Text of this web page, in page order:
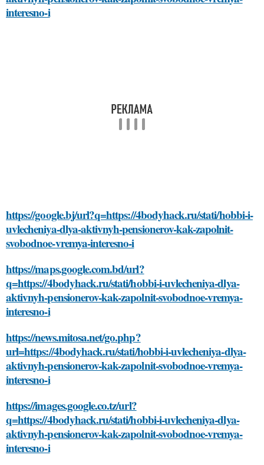
interesno-i
https://google.bj/url?q=https://4bodyhack.ru/stati/hobbi-i-
uvlecheniya-dlya-aktivnyh-pensionerov-kak-zapolnit-
svobodnoe-vremya-interesno-i
https://maps.google.com.bd/url?
q=https://4bodyhack.ru/stati/hobbi-i-uvlecheniya-dlya-
aktivnyh-pensionerov-kak-zapolnit-svobodnoe-vremya-
interesno-i
https://news.mitosa.net/go.php?
url=https://4bodyhack.ru/stati/hobbi-i-uvlecheniya-dlya-
aktivnyh-pensionerov-kak-zapolnit-svobodnoe-vremya-
interesno-i
https://images.google.co.tz/url?
q=https://4bodyhack.ru/stati/hobbi-i-uvlecheniya-dlya-
aktivnyh-pensionerov-kak-zapolnit-svobodnoe-vremya-
interesno-i